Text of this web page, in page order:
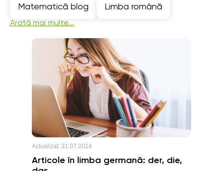
Matematică blog Limba română
Arată mai multe...
Actualizat: 31.07.2024
Articole în limba germană: der, die,